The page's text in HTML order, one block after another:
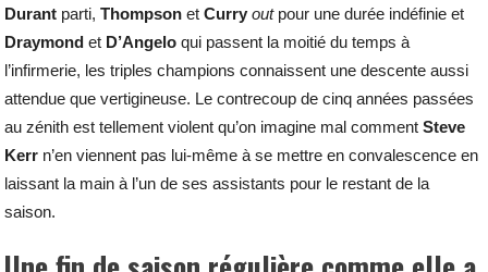
Durant parti,Thompson etCurry outpour une durée indéfinie et
Draymond et D’Angelo qui passent la moitié du temps à
l’infirmerie, les triples champions connaissent une descente aussi
attendue que vertigineuse. Le contrecoup de cinq années passées
au zénith est tellement violent qu’on imagine mal commentSteve
Kerr n’en viennent pas lui-même à se mettre en convalescence en
laissant la main à l’un de ses assistants pour le restant de la
saison.